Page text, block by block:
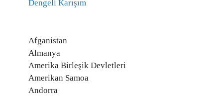
Dengeli Karışım
Afganistan
Almanya
Amerika Birleşik Devletleri
Amerikan Samoa
Andorra